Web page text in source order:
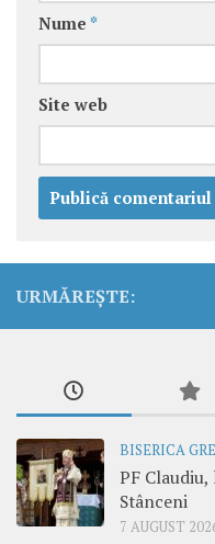
Nume *
Site web
URMĂREȘTE:
BISERICA
PF Claudiu,
Stânceni
7 AUGUST